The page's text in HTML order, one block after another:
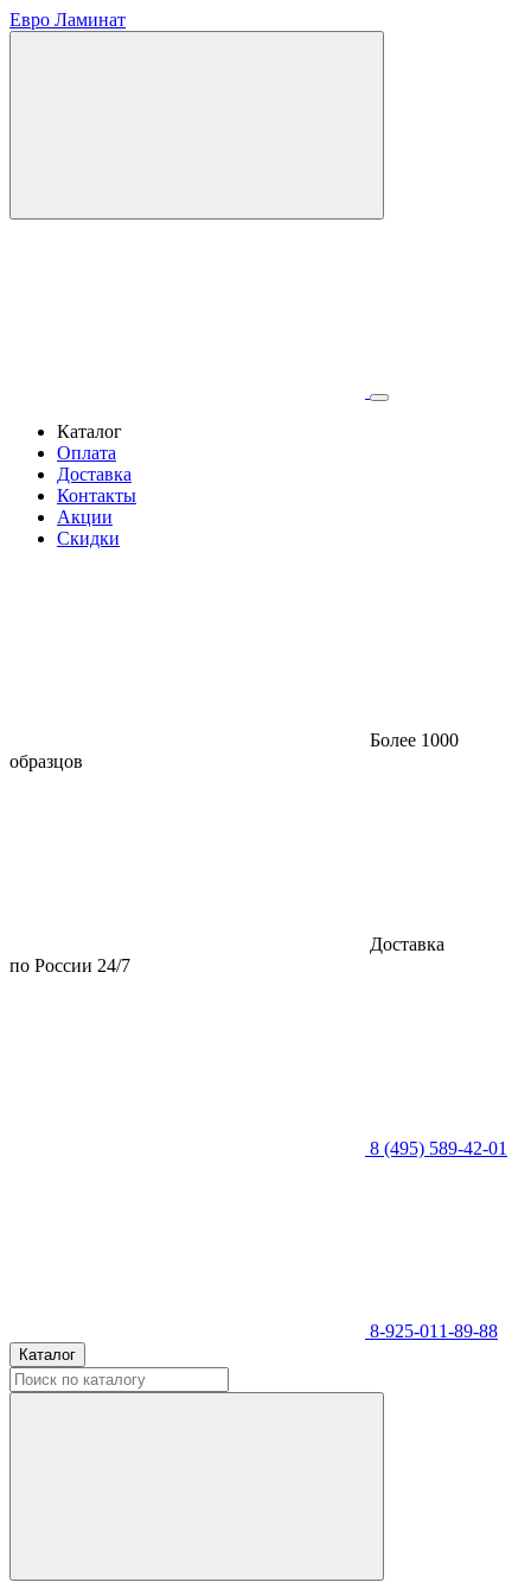
Евро Ламинат
Каталог
Оплата
Доставка
Контакты
Акции
Скидки
Более 1000
образцов
Доставка
по России 24/7
8 (495) 589-42-01
8-925-011-89-88
Каталог